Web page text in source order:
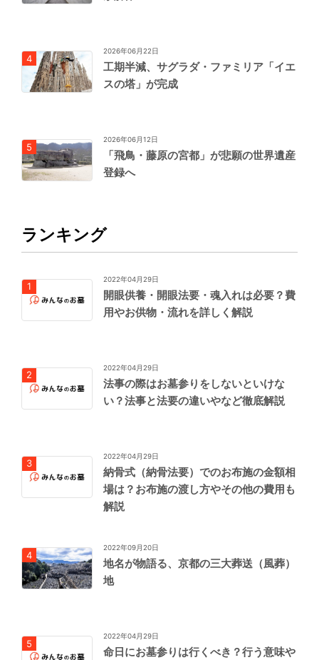
2026年06月22日
工期半減、サグラダ・ファミリア「イエ
スの塔」が完成
2026年06月12日
「飛鳥・藤原の宮都」が悲願の世界遺産
登録へ
ランキング
2022年04月29日
開眼供養・開眼法要・魂入れは必要？費
用やお供物・流れを詳しく解説
2022年04月29日
法事の際はお墓参りをしないといけな
い？法事と法要の違いやなど徹底解説
2022年04月29日
納骨式（納骨法要）でのお布施の金額相
場は？お布施の渡し方やその他の費用も
解説
2022年09月20日
地名が物語る、京都の三大葬送（風葬）
地
2022年04月29日
命日にお墓参りは行くべき？行う意味や